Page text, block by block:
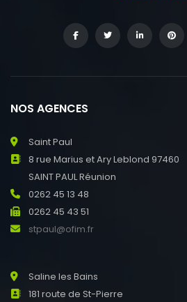
NOS AGENCES
Saint Paul
8 rue Marius et Ary Leblond 97460
SAINT PAUL Réunion
0262 45 13 48
0262 45 43 51
stpaul@ofim.fr
Saline les Bains
181 route de St-Pierre